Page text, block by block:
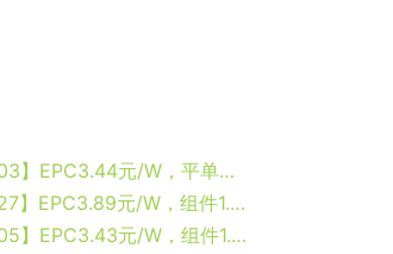
【价格风向标0103】EPC3.44元/W，平单轴0.44元/W，近期光伏设备、EPC、监理等价格信息
【价格风向标1227】EPC3.89元/W，组件1.83元/W，近期光伏设备、EPC、监理等价格信息
【价格风向标1205】EPC3.43元/W，组件1.91元/W，近期光伏设备、EPC、监理等价格信息